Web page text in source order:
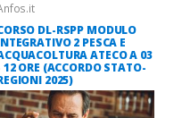
DL-RSPP MODULO
2 PESCA E
ATECO A 03
12 ORE (ACCORDO STATO-
2025)